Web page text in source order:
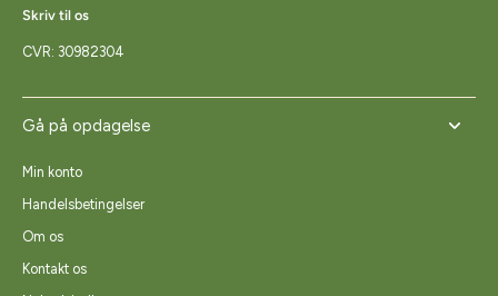
Skriv til os
CVR: 30982304
Gå på opdagelse
Min konto
Handelsbetingelser
Om os
Kontakt os